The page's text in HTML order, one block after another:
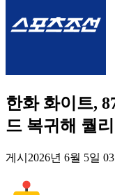
한화 화이트,
드 복귀해 퀄
게시 2026년 6월 5일